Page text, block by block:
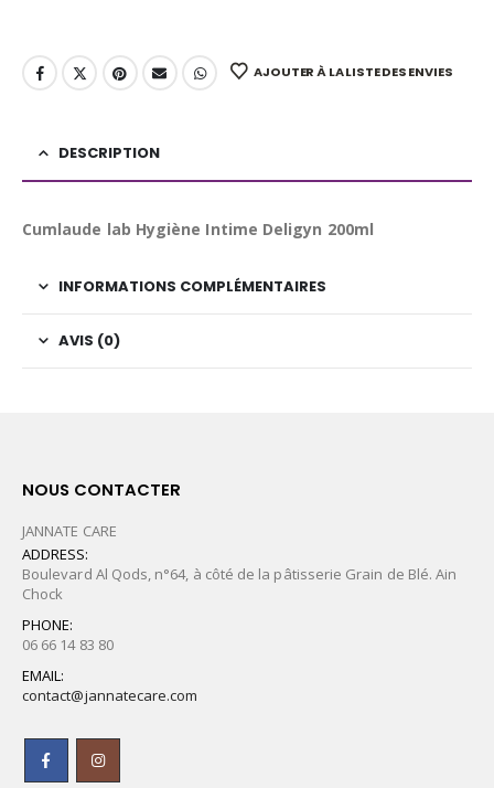
AJOUTER À LA LISTE DES ENVIES
DESCRIPTION
Cumlaude lab Hygiène Intime Deligyn 200ml
INFORMATIONS COMPLÉMENTAIRES
AVIS (0)
NOUS CONTACTER
JANNATE CARE
ADDRESS:
Boulevard Al Qods, n°64, à côté de la pâtisserie Grain de Blé. Ain
Chock
PHONE:
06 66 14 83 80
EMAIL:
contact@jannatecare.com